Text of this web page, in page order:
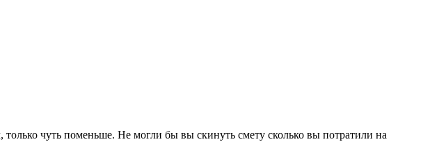
чуть поменьше. Не могли бы вы скинуть смету сколько вы потратили на